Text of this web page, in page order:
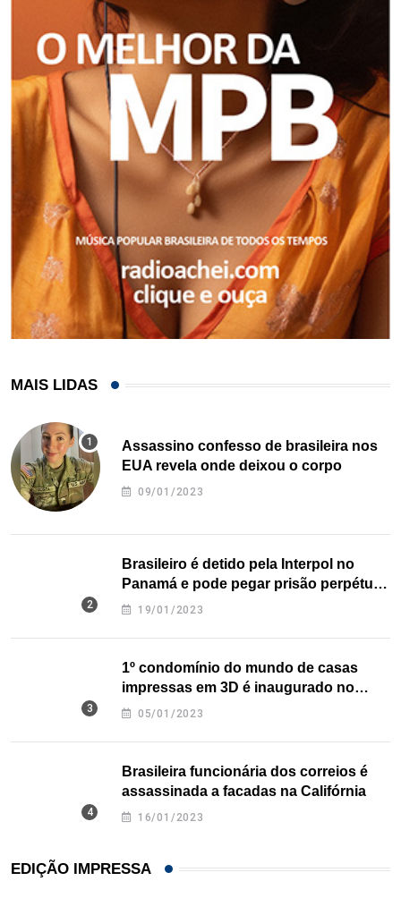
MAIS LIDAS
Assassino confesso de brasileira nos
EUA revela onde deixou o corpo
09/01/2023
Brasileiro é detido pela Interpol no
Panamá e pode pegar prisão perpétua
nos EUA
19/01/2023
1º condomínio do mundo de casas
impressas em 3D é inaugurado no
Texas
05/01/2023
Brasileira funcionária dos correios é
assassinada a facadas na Califórnia
16/01/2023
EDIÇÃO IMPRESSA